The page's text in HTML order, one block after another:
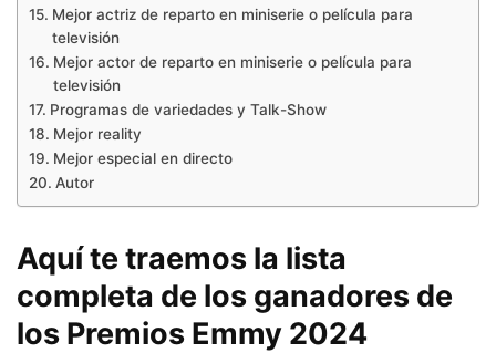
Mejor actriz de reparto en miniserie o película para
televisión
Mejor actor de reparto en miniserie o película para
televisión
Programas de variedades y Talk-Show
Mejor reality
Mejor especial en directo
Autor
Aquí te traemos la lista
completa de los ganadores de
los Premios Emmy 2024